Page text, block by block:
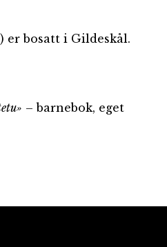
er bosatt i Gildeskål.
– barnebok, eget